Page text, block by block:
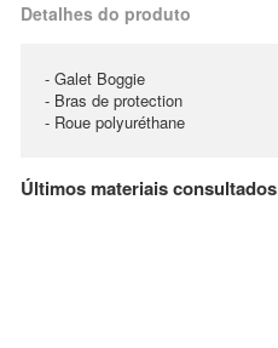
Detalhes do produto
- Galet Boggie
- Bras de protection
- Roue polyuréthane
Últimos materiais consultados